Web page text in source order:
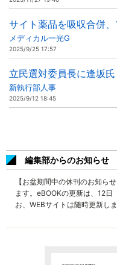
サイト薬品を吸収合併、
メディカル一光G
2025/9/25 17:57
立民選対委員長に逢坂氏
新執行部人事
2025/9/12 18:45
編集部からのお知らせ
【お盆期間中の休刊のお知ら
ます。eBOOKの更新は、12
お、WEBサイトは随時更新しま